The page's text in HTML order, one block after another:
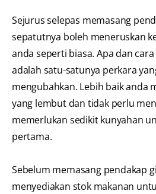
Sejurus selepas memasang
sepatutnya boleh meneruskan
anda seperti biasa. Apa dan
adalah satu-satunya perkara
mengubahkan. Lebih baik anda
yang lembut dan tidak perlu
memerlukan sedikit kunyahan
pertama.
Sebelum memasang pendakap
menyediakan stok makanan